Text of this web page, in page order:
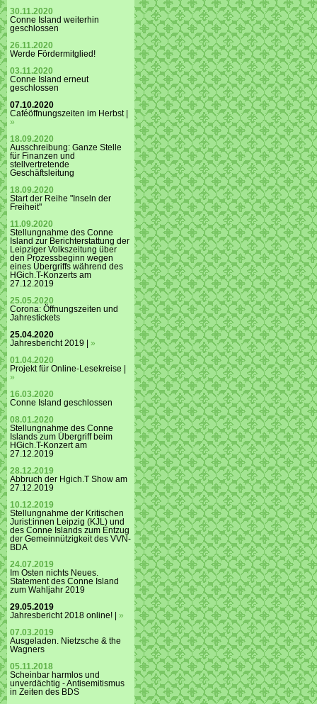
30.11.2020
Conne Island weiterhin
geschlossen
26.11.2020
Werde Fördermitglied!
03.11.2020
Conne Island erneut
geschlossen
07.10.2020
Caféöffnungszeiten im Herbst |
»
18.09.2020
Ausschreibung: Ganze Stelle
für Finanzen und
stellvertretende
Geschäftsleitung
18.09.2020
Start der Reihe "Inseln der
Freiheit"
11.09.2020
Stellungnahme des Conne
Island zur Berichterstattung der
Leipziger Volkszeitung über
den Prozessbeginn wegen
eines Übergriffs während des
HGich.T-Konzerts am
27.12.2019
25.05.2020
Corona: Öffnungszeiten und
Jahrestickets
25.04.2020
Jahresbericht 2019 | »
01.04.2020
Projekt für Online-Lesekreise |
»
16.03.2020
Conne Island geschlossen
08.01.2020
Stellungnahme des Conne
Islands zum Übergriff beim
HGich.T-Konzert am
27.12.2019
28.12.2019
Abbruch der Hgich.T Show am
27.12.2019
10.12.2019
Stellungnahme der Kritischen
Jurist:innen Leipzig (KJL) und
des Conne Islands zum Entzug
der Gemeinnützigkeit des VVN-
BDA
24.07.2019
Im Osten nichts Neues.
Statement des Conne Island
zum Wahljahr 2019
29.05.2019
Jahresbericht 2018 online! | »
07.03.2019
Ausgeladen. Nietzsche & the
Wagners
05.11.2018
Scheinbar harmlos und
unverdächtig - Antisemitismus
in Zeiten des BDS